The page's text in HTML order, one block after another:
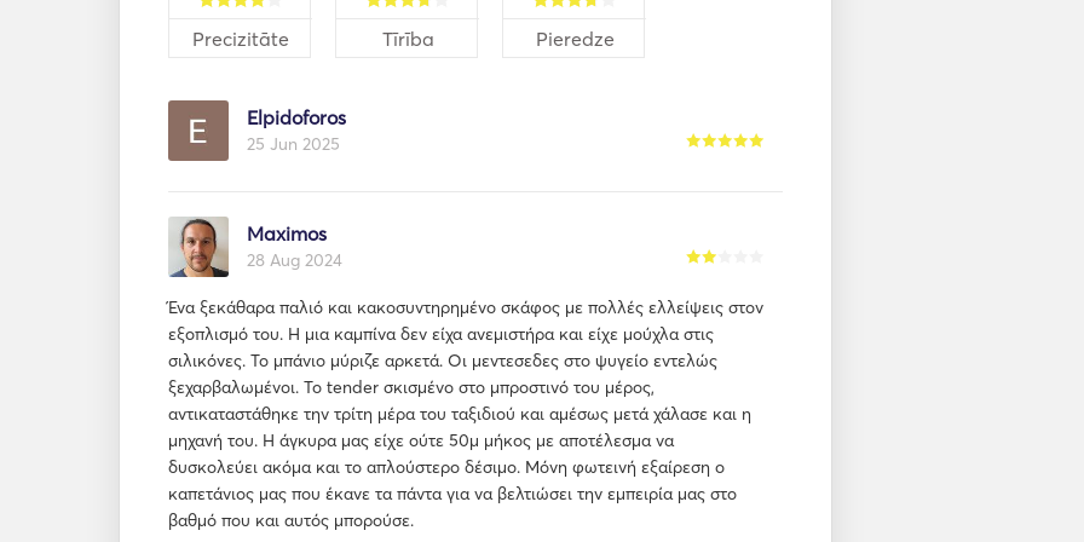
Precizitāte Tīrība Pieredze
Elpidoforos
25 Jun 2025
Maximos
28 Aug 2024
Ένα ξεκάθαρα παλιό και κακοσυντηρημένο σκάφος με πολλές ελλείψεις στον
εξοπλισμό του. Η μια καμπίνα δεν είχα ανεμιστήρα και είχε μούχλα στις
σιλικόνες. Το μπάνιο μύριζε αρκετά. Οι μεντεσεδες στο ψυγείο εντελώς
ξεχαρβαλωμένοι. Το tender σκισμένο στο μπροστινό του μέρος,
αντικαταστάθηκε την τρίτη μέρα του ταξιδιού και αμέσως μετά χάλασε και η
μηχανή του. Η άγκυρα μας είχε ούτε 50μ μήκος με αποτέλεσμα να
δυσκολεύει ακόμα και το απλούστερο δέσιμο. Μόνη φωτεινή εξαίρεση ο
καπετάνιος μας που έκανε τα πάντα για να βελτιώσει την εμπειρία μας στο
βαθμό που και αυτός μπορούσε.